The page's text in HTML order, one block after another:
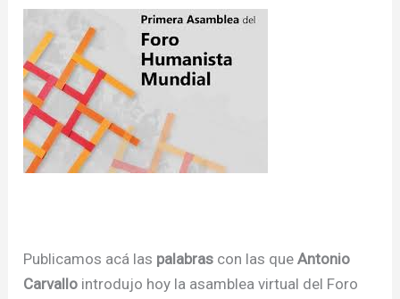
Publicamos acá las palabras con las queAntonio
Carvallo introdujo hoy la asamblea virtual del Foro